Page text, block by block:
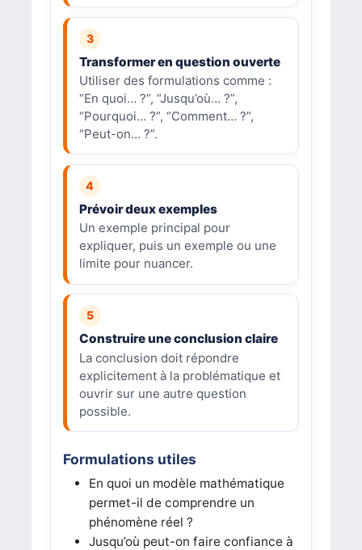
Transformer en question ouverte
Utiliser des formulations comme :
“En quoi… ?”, “Jusqu’où… ?”,
“Pourquoi… ?”, “Comment… ?”,
“Peut-on… ?”.
Prévoir deux exemples
Un exemple principal pour
expliquer, puis un exemple ou une
limite pour nuancer.
Construire une conclusion claire
La conclusion doit répondre
explicitement à la problématique et
ouvrir sur une autre question
possible.
Formulations utiles
En quoi un modèle mathématique
permet-il de comprendre un
phénomène réel ?
Jusqu’où peut-on faire confiance à